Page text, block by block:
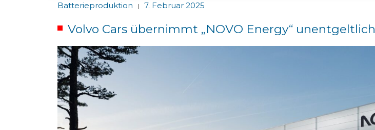
Batterieproduktion | 7. Februar 2025
Volvo Cars übernimmt „NOVO Energy“ unentgeltlich